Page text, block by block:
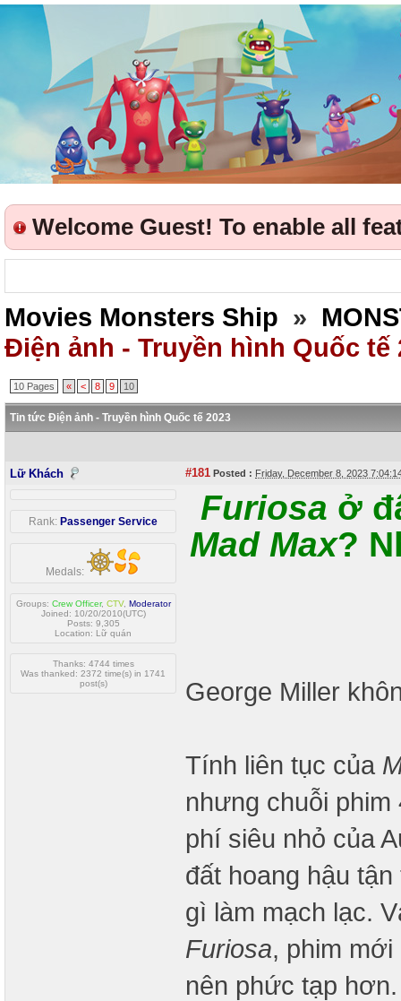
Welcome Guest! To enable all
Movies Monsters Ship »
Điện ảnh - Truyền hình Quốc tế
10 Pages « < 8 9 10
Tin tức Điện ảnh - Truyền hình Quốc tế 2023
Lữ Khách #181 Posted : Friday, December 8, 2023
Rank: Passenger Service
Medals:
Groups: Crew Officer, CTV, Moderator
Joined: 10/20/2010(UTC)
Posts: 9,305
Location: Lữ quán
Thanks: 4744 times
Was thanked: 2372 time(s) in 1741
post(s)
Furiosa ở
Mad Max?
George Miller
Tính liên tục của
nhưng chuỗi
phí siêu nhỏ của
đất hoang hậu
gì làm mạch lạc.
Furiosa, phim
nên phức tạp